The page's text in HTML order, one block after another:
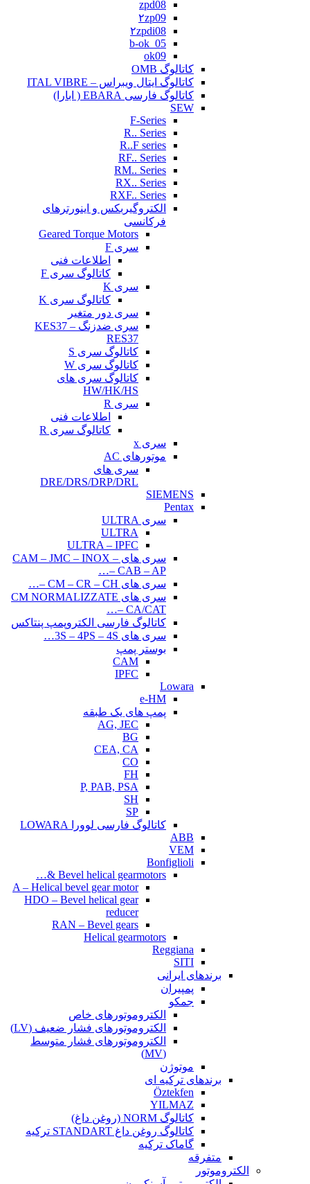
zpd08
۲zp09
۲zpdi08
b-ok_05
ok09
کاتالوگ OMB
کاتالوگ ایتال ویبراس – ITAL VIBRE
کاتالوگ فارسی EBARA ( ابارا)
SEW
F-Series
R.. Series
R..F series
RF.. Series
RM.. Series
RX.. Series
RXF.. Series
الکتروگیربکس و اینورترهای
فرکانسی
Geared Torque Motors
سری F
اطلاعات فنی
کاتالوگ سری F
سری K
کاتالوگ سری K
سری دور متغیر
سری ضدزنگ KES37 –
RES37
کاتالوگ سری S
کاتالوگ سری W
کاتالوگ سری های
HW/HK/HS
سری R
اطلاعات فنی
کاتالوگ سری R
سری x
موتورهای AC
سری های
DRE/DRS/DRP/DRL
SIEMENS
Pentax
سری ULTRA
ULTRA
ULTRA – IPFC
سری های CAM – JMC – INOX –
CAB – AP –…
سری های CM – CR – CH –…
سری های CM NORMALIZZATE
– CA/CAT…
کاتالوگ فارسی الکتروپمپ پنتاکس
سری های 3S – 4PS – 4S…
بوستر پمپ
CAM
IPFC
Lowara
e-HM
پمپ های یک طبقه
AG, JEC
BG
CEA, CA
CO
FH
P, PAB, PSA
SH
SP
کاتالوگ فارسی لوورا LOWARA
ABB
VEM
Bonfiglioli
Bevel helical gearmotors &…
A – Helical bevel gear motor
HDO – Bevel helical gear
reducer
RAN – Bevel gears
Helical gearmotors
Reggiana
SITI
برندهای ایرانی
پمپیران
جمکو
الکتروموتورهای خاص
الکتروموتورهای فشار ضعیف (LV)
الکتروموتورهای فشار متوسط
(MV)
موتوژن
برندهای ترکیه ای
Öztekfen
YILMAZ
کاتالوگ NORM (روغن داغ)
کاتالوگ روغن داغ STANDART ترکیه
گاماک ترکیه
متفرقه
الکتروموتور